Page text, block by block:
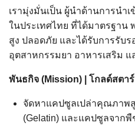
เรามุ่งมั่นเป็น ผู้นำด้านการนำ
ในประเทศไทย ที่ได้มาตรฐา
สูง ปลอดภัย และได้รับการรับ
อุตสาหกรรมยา อาหารเสริม
พันธกิจ (Mission) | โกลด์สตา
จัดหาแคปซูลเปล่าคุณภาพ
(Gelatin) และแคปซูลจากพื